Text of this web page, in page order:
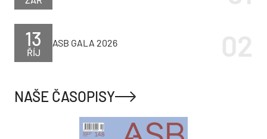
ŘÍJ
13 ASB GALA 2026
NAŠE ČASOPISY